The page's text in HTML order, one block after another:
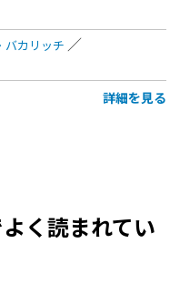
バカリッチ
詳細を見る
く読まれてい